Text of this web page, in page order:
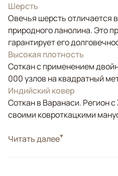
Шерсть
Овечья шерсть отличается
природного ланолина. Это
гарантирует его
Высокая плотность
Соткан с применением
000 узлов на квадратный
Индийский ковер
Соткан в Варанаси. Регион с
своими ковроткацкими
СтильСовременные
Читать далее